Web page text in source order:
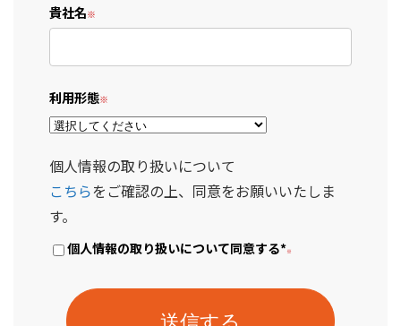
貴社名
利用形態
個人情報の取り扱いについて
こちらをご確認の上、同意をお願いいたしま
す。
個人情報の取り扱いについて同意する*